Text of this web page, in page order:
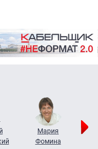
Мария
Фомина